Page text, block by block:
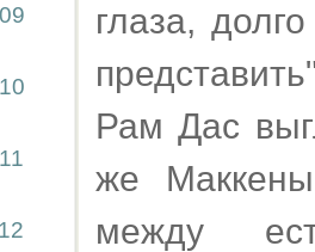
глаза,
Рам Дас
же
между